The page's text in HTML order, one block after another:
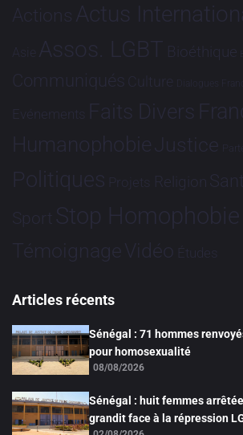
Actions Actus
Asie Assos. LGBT Bioéthique
Communiqués Culture Dialogues
Evénements Faits Divers
HumanophobieJustice
Politiques Projets Religion
Sport Stop Homophobie
TémoignageVidéo Études
Articles récents
Sénégal : 71 hommes
pour homosexualité
08/08/2026
Sénégal : huit femmes
grandit face à la répression